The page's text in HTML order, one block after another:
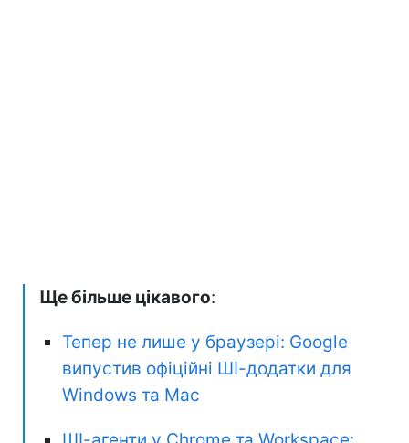
Ще більше цікавого:
Тепер не лише у браузері: Google
випустив офіційні ШІ-додатки для
Windows та Mac